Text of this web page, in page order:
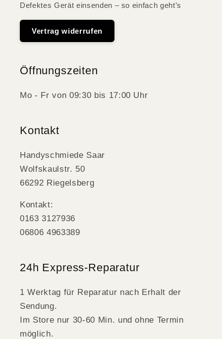
Defektes Gerät einsenden – so einfach geht’s
Vertrag widerrufen
Öffnungszeiten
Mo - Fr von 09:30 bis 17:00 Uhr
Kontakt
Handyschmiede Saar
Wolfskaulstr. 50
66292 Riegelsberg
Kontakt:
0163 3127936
06806 4963389
24h Express-Reparatur
1 Werktag für Reparatur nach Erhalt der
Sendung.
Im Store nur 30-60 Min. und ohne Termin
möglich.